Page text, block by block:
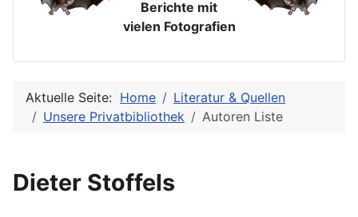
Berichte mit
vielen Fotografien
Aktuelle Seite: Home
Literatur & Quellen
Unsere Privatbibliothek
Autoren Liste
Dieter Stoffels